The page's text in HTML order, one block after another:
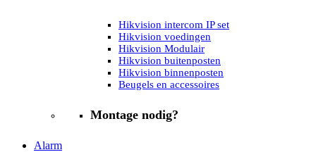
Hikvision intercom IP set
Hikvision voedingen
Hikvision Modulair
Hikvision buitenposten
Hikvision binnenposten
Beugels en accessoires
Montage nodig?
Alarm